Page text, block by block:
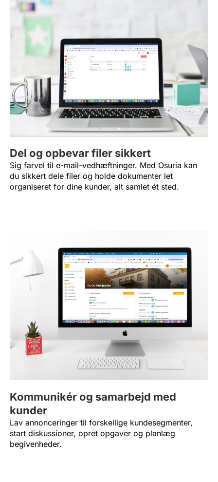
Del og opbevar filer sikkert
Sig farvel til e-mail-vedhæftninger. Med Osuria kan
du sikkert dele filer og holde dokumenter let
organiseret for dine kunder, alt samlet ét sted.
Kommunikér og samarbejd med
kunder
Lav annonceringer til forskellige kundesegmenter,
start diskussioner, opret opgaver og planlæg
begivenheder.